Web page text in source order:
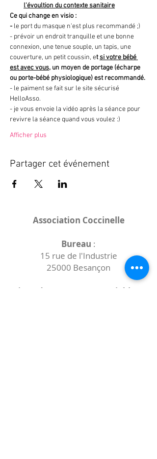
l'évoultion du contexte sanitaire
Ce qui change en visio :
- le port du masque n'est plus recommandé ;)
- prévoir un endroit tranquille et une bonne
connexion, une tenue souple, un tapis, une
couverture, un petit coussin, et si votre bébé
est avec vous, un moyen de portage (écharpe
ou porte-bébé physiologique) est recommandé.
- le paiment se fait sur le site sécurisé
HelloAsso.
- je vous envoie la vidéo après la séance pour
revivre la séance quand vous voulez :)
Afficher plus
Partager cet événement
Association Coccinelle
Bureau :
15 rue de l'Industrie
25000 Besançon
Lieux des rencontres variables :